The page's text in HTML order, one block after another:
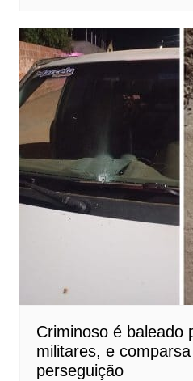
Criminoso é baleado
militares, e
perseguição